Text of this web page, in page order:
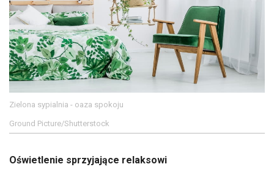
Zielona sypialnia - oaza spokoju
Ground Picture/Shutterstock
Oświetlenie sprzyjające relaksowi